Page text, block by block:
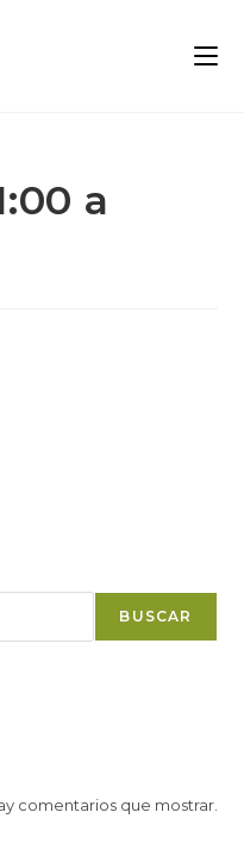
a
BUSCAR
comentarios que mostrar.